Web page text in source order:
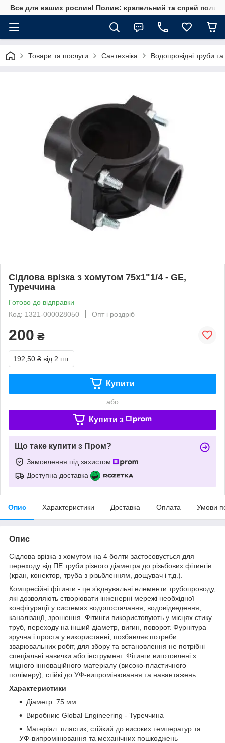
Все для ваших рослин! Полив: крапельний та спрей полив,
Товари та послуги Сантехніка Водопровідні труби
Сідлова врізка з хомутом 75х1"1/4 - GE,
Туреччина
Готово до відправки
Код: 1321-000028050
Опт і роздріб
200 ₴
192,50 ₴ від 2 шт.
Купити
або
Купити з
Що таке купити з Пром?
Замовлення під захистом
Доступна доставка
Опис Характеристики Доставка Оплата Умови
Опис
Сідлова врізка з хомутом на 4 болти застосовується для
переходу від ПЕ труби різного діаметра до різьбових фітингів
(кран, конектор, труба з різьбленням, дощувач і т.д.).
Компресійні фітинги - це з’єднувальні елементи трубопроводу,
які дозволяють створювати інженерні мережі необхідної
конфігурації у системах водопостачання, водовідведення,
каналізації, зрошення. Фітинги використовують у місцях стику
труб, переходу на інший діаметр, вигин, поворот. Фурнітура
зручна і проста у використанні, позбавляє потреби
зварювальних робіт, для збору та встановлення не потрібні
спеціальні навички або інструмент. Фітинги виготовлені з
міцного інноваційного матеріалу (високо-пластичного
полімеру), стійкі до УФ-випромінювання та навантажень.
Характеристики
Діаметр: 75 мм
Виробник: Global Engineering - Туреччина
Матеріал: пластик, стійкий до високих температур та
УФ-випромінювання та механічних пошкоджень